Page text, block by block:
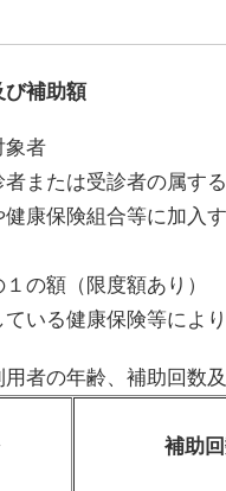
び補助額
者
たは受診者の属する
険組合等に加入する
額（限度額あり）
健康保険等により
用者の年齢、補助回数
補助